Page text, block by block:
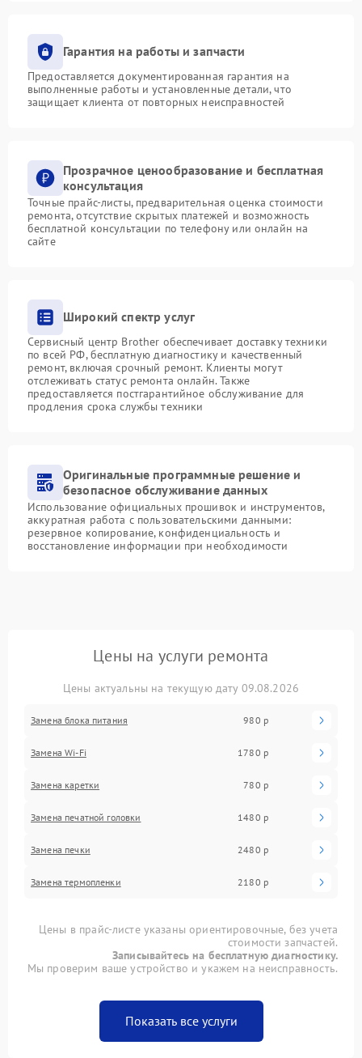
Гарантия на работы и запчасти
Предоставляется документированная гарантия на
выполненные работы и установленные детали, что
защищает клиента от повторных неисправностей
Прозрачное ценообразование и бесплатная
консультация
Точные прайс-листы, предварительная оценка стоимости
ремонта, отсутствие скрытых платежей и возможность
бесплатной консультации по телефону или онлайн на
сайте
Широкий спектр услуг
Сервисный центр Brother обеспечивает доставку техники
по всей РФ, бесплатную диагностику и качественный
ремонт, включая срочный ремонт. Клиенты могут
отслеживать статус ремонта онлайн. Также
предоставляется постгарантийное обслуживание для
продления срока службы техники
Оригинальные программные решение и
безопасное обслуживание данных
Использование официальных прошивок и инструментов,
аккуратная работа с пользовательскими данными:
резервное копирование, конфиденциальность и
восстановление информации при необходимости
Цены на услуги ремонта
Цены актуальны на текущую дату 09.08.2026
Замена блока питания 980 р
Замена Wi-Fi 1780 р
Замена каретки 780 р
Замена печатной головки 1480 р
Замена печки 2480 р
Замена термопленки 2180 р
Цены в прайс-листе указаны ориентировочные, без учета
стоимости запчастей.
Записывайтесь на бесплатную диагностику.
Мы проверим ваше устройство и укажем на неисправность.
Показать все услуги